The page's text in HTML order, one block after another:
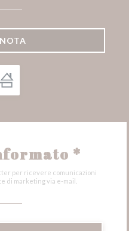
*
per ricevere comunicazioni
di marketing via e-mail.